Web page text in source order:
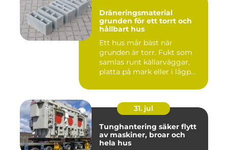
Dräneringsmaterial
grunden för ett torrt och
hållbart hus
Ett hus mår bäst när
grunden är torr. Fukt som
samlas runt källarväggar,
platta på mark eller i lågp...
31. jul
Tunghantering säker flytt
av maskiner, broar och
hela hus